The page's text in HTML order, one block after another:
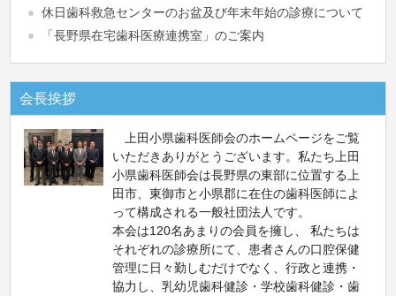
休日歯科救急センターのお盆及び年末年始の診療について
「長野県在宅歯科医療連携室」のご案内
会長挨拶
上田小県歯科医師会のホームページをご覧
いただきありがとうございます。私たち上田
小県歯科医師会は長野県の東部に位置する上
田市、東御市と小県郡に在住の歯科医師によ
って構成される一般社団法人です。
本会は120名あまりの会員を擁し、 私たちは
それぞれの診療所にて、患者さんの口腔保健
管理に日々勤しむだけでなく、行政と連携・
協力し、乳幼児歯科健診・学校歯科健診・歯